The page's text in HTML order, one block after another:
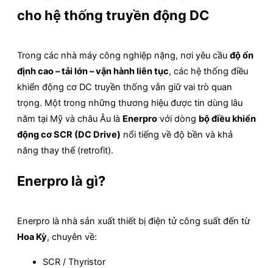
cho hệ thống truyền động DC
Trong các nhà máy công nghiệp nặng, nơi yêu cầu độ ổn
định cao – tải lớn – vận hành liên tục, các hệ thống điều
khiển động cơ DC truyền thống vẫn giữ vai trò quan
trọng. Một trong những thương hiệu được tin dùng lâu
năm tại Mỹ và châu Âu là Enerpro với dòng bộ điều khiển
động cơ SCR (DC Drive) nổi tiếng về độ bền và khả
năng thay thế (retrofit).
Enerpro là gì?
Enerpro là nhà sản xuất thiết bị điện tử công suất đến từ
Hoa Kỳ, chuyên về:
SCR / Thyristor